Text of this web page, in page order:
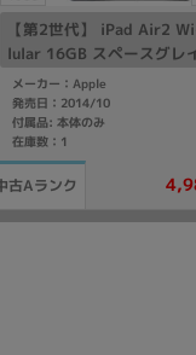
【第2世代】 iPad Air2
lular 16GB スペースグレ
U2LL/A A1567 【海外版
ー】
メーカー：Apple
発売日：2014/10
付属品: 本体のみ
在庫数：1
古Aランク